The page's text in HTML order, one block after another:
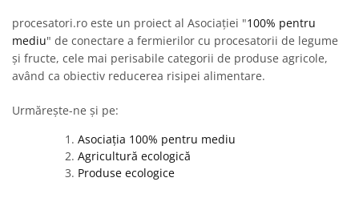
procesatori.ro este un proiect al Asociației "100% pentru
mediu" de conectare a fermierilor cu procesatorii de legume
și fructe, cele mai perisabile categorii de produse agricole,
având ca obiectiv reducerea risipei alimentare.
Urmărește-ne și pe:
Asociația 100% pentru mediu
Agricultură ecologică
Produse ecologice